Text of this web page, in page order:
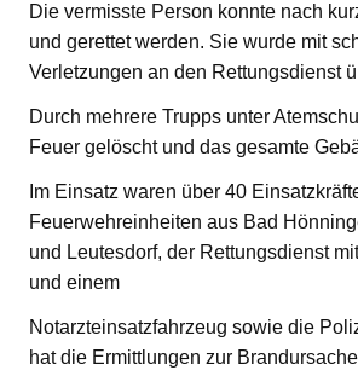
Die vermisste Person konnte nach
und gerettet werden. Sie wurde mit
Verletzungen an den Rettungsdienst
Durch mehrere Trupps unter
Feuer gelöscht und das gesamte
Im Einsatz waren über 40
Feuerwehreinheiten aus Bad
und Leutesdorf, der Rettungsdienst
und einem
Notarzteinsatzfahrzeug sowie die
hat die Ermittlungen zur